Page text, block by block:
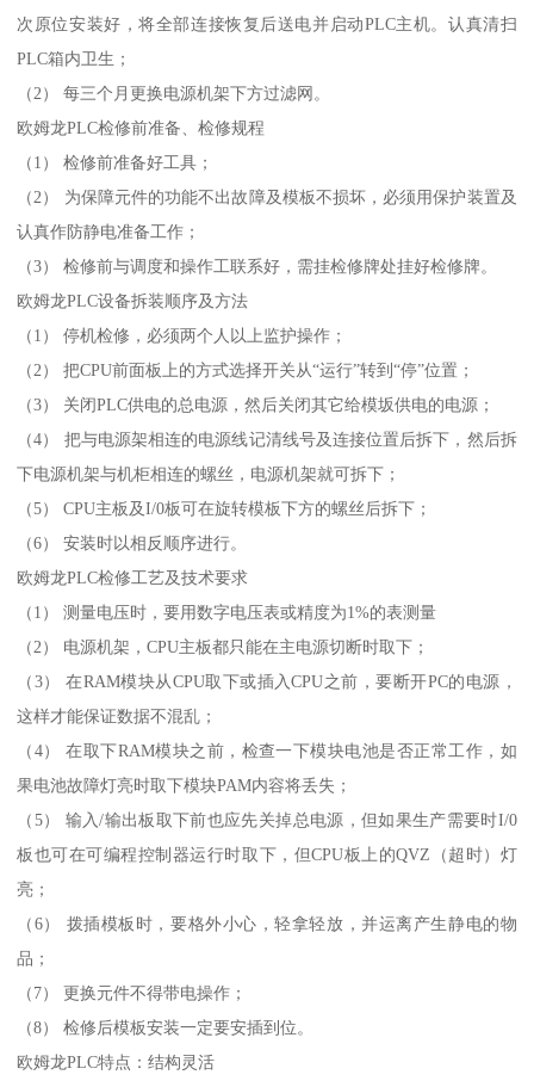
次原位安装好，将全部连接恢复后送电并启动PLC主机。认真清扫
PLC箱内卫生；
（2） 每三个月更换电源机架下方过滤网。
欧姆龙PLC检修前准备、检修规程
（1） 检修前准备好工具；
（2） 为保障元件的功能不出故障及模板不损坏，必须用保护装置及
认真作防静电准备工作；
（3） 检修前与调度和操作工联系好，需挂检修牌处挂好检修牌。
欧姆龙PLC设备拆装顺序及方法
（1） 停机检修，必须两个人以上监护操作；
（2） 把CPU前面板上的方式选择开关从“运行”转到“停”位置；
（3） 关闭PLC供电的总电源，然后关闭其它给模坂供电的电源；
（4） 把与电源架相连的电源线记清线号及连接位置后拆下，然后拆
下电源机架与机柜相连的螺丝，电源机架就可拆下；
（5） CPU主板及I/0板可在旋转模板下方的螺丝后拆下；
（6） 安装时以相反顺序进行。
欧姆龙PLC检修工艺及技术要求
（1） 测量电压时，要用数字电压表或精度为1%的表测量
（2） 电源机架，CPU主板都只能在主电源切断时取下；
（3） 在RAM模块从CPU取下或插入CPU之前，要断开PC的电源，
这样才能保证数据不混乱；
（4） 在取下RAM模块之前，检查一下模块电池是否正常工作，如
果电池故障灯亮时取下模块PAM内容将丢失；
（5） 输入/输出板取下前也应先关掉总电源，但如果生产需要时I/0
板也可在可编程控制器运行时取下，但CPU板上的QVZ（超时）灯
亮；
（6） 拨插模板时，要格外小心，轻拿轻放，并运离产生静电的物
品；
（7） 更换元件不得带电操作；
（8） 检修后模板安装一定要安插到位。
欧姆龙PLC特点：结构灵活